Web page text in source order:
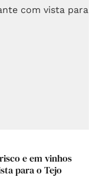
e em vinhos
para o Tejo